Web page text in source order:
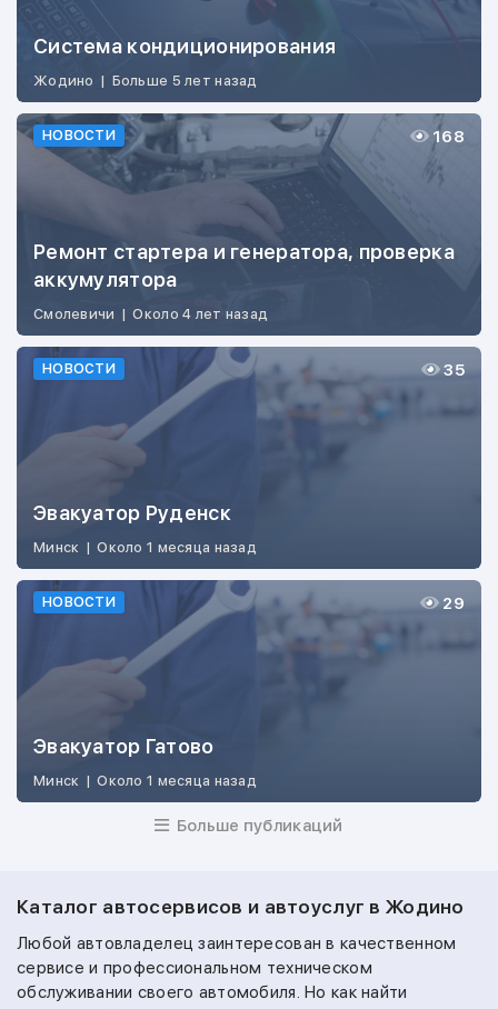
Система кондиционирования
Жодино | Больше 5 лет назад
НОВОСТИ
Ремонт стартера и генератора, проверка
аккумулятора
Смолевичи | Около 4 лет назад
168
НОВОСТИ
Эвакуатор Руденск
Минск | Около 1 месяца назад
35
НОВОСТИ
Эвакуатор Гатово
Минск | Около 1 месяца назад
29
Больше публикаций
Каталог автосервисов и автоуслуг в Жодино
Любой автовладелец заинтересован в качественном
сервисе и профессиональном техническом
обслуживании своего автомобиля. Но как найти